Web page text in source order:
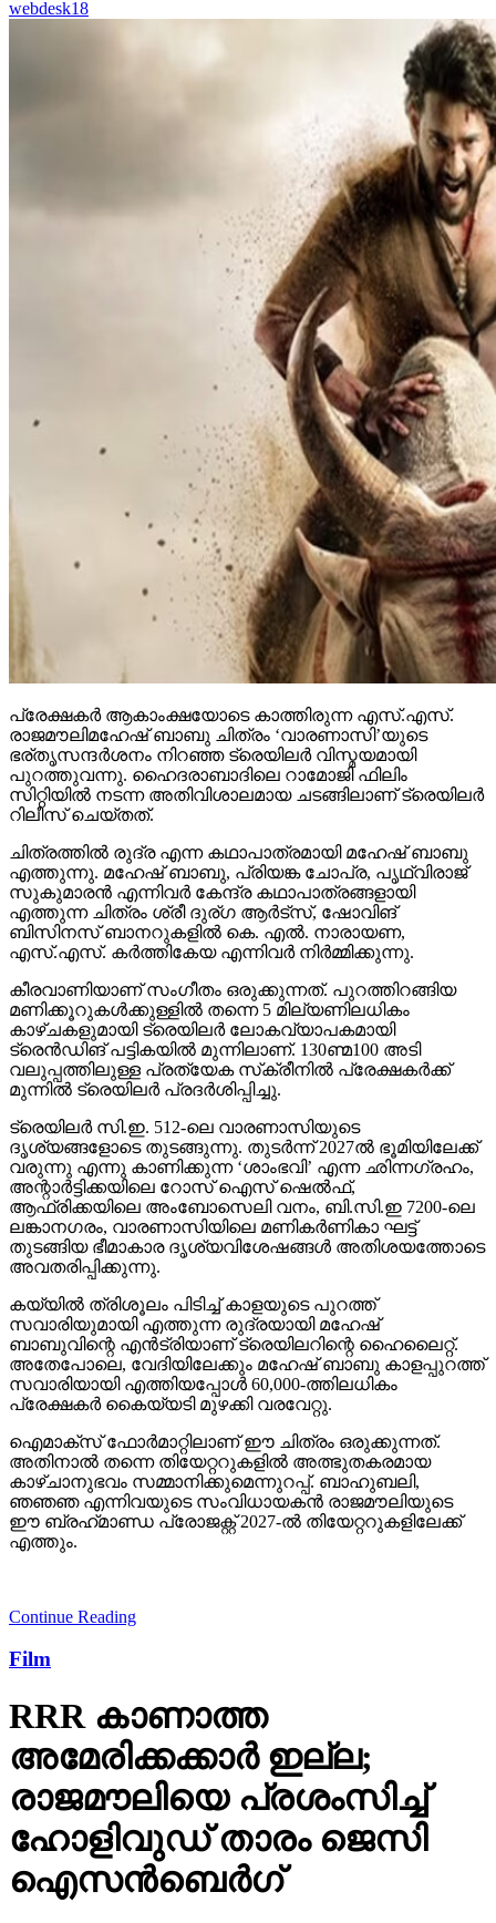
webdesk18
പ്രേക്ഷകര്‍ ആകാംക്ഷയോടെ കാത്തിരുന്ന എസ്.എസ്.
രാജമൗലിമഹേഷ് ബാബു ചിത്രം ‘വാരണാസി’യുടെ
ഭര്തൃസന്ദര്‍ശനം നിറഞ്ഞ ട്രെയിലര്‍ വിസ്മയമായി
പുറത്തുവന്നു. ഹൈദരാബാദിലെ റാമോജി ഫിലിം
സിറ്റിയില്‍ നടന്ന അതിവിശാലമായ ചടങ്ങിലാണ് ട്രെയിലര്‍
റിലീസ് ചെയ്തത്.
ചിത്രത്തില്‍ രുദ്ര എന്ന കഥാപാത്രമായി മഹേഷ് ബാബു
എത്തുന്നു. മഹേഷ് ബാബു, പ്രിയങ്ക ചോപ്ര, പൃഥ്വിരാജ്
സുകുമാരന്‍ എന്നിവര്‍ കേന്ദ്ര കഥാപാത്രങ്ങളായി
എത്തുന്ന ചിത്രം ശ്രീ ദുര്ഗ ആര്‍ട്‌സ്, ഷോവിങ്
ബിസിനസ് ബാനറുകളില്‍ കെ. എല്‍. നാരായണ,
എസ്.എസ്. കര്‍ത്തികേയ എന്നിവര്‍ നിര്‍മ്മിക്കുന്നു.
കീരവാണിയാണ് സംഗീതം ഒരുക്കുന്നത്. പുറത്തിറങ്ങിയ
മണിക്കൂറുകള്‍ക്കുള്ളില്‍ തന്നെ 5 മില്യണിലധികം
കാഴ്ചകളുമായി ട്രെയിലര്‍ ലോകവ്യാപകമായി
ട്രെന്‍ഡിങ് പട്ടികയില്‍ മുന്നിലാണ്. 130ണ്മ100 അടി
വലുപ്പത്തിലുള്ള പ്രത്യേക സ്‌ക്രീനില്‍ പ്രേക്ഷകര്‍ക്ക്
മുന്നില്‍ ട്രെയിലര്‍ പ്രദര്‍ശിപ്പിച്ചു.
ട്രെയിലര്‍ സി.ഇ. 512-ലെ വാരണാസിയുടെ
ദൃശ്യങ്ങളോടെ തുടങ്ങുന്നു. തുടര്‍ന്ന് 2027ല്‍ ഭൂമിയിലേക്ക്
വരുന്നു എന്നു കാണിക്കുന്ന ‘ശാംഭവി’ എന്ന ഛിന്നഗ്രഹം,
അന്റാര്‍ട്ടിക്കയിലെ റോസ് ഐസ് ഷെല്‍ഫ്,
ആഫ്രിക്കയിലെ അംബോസെലി വനം, ബി.സി.ഇ 7200-ലെ
ലങ്കാനഗരം, വാരണാസിയിലെ മണികര്‍ണികാ ഘട്ട്
തുടങ്ങിയ ഭീമാകാര ദൃശ്യവിശേഷങ്ങള്‍ അതിശയത്തോടെ
അവതരിപ്പിക്കുന്നു.
കയ്യില്‍ ത്രിശൂലം പിടിച്ച് കാളയുടെ പുറത്ത്
സവാരിയുമായി എത്തുന്ന രുദ്രയായി മഹേഷ്
ബാബുവിന്റെ എന്‍ട്രിയാണ് ട്രെയിലറിന്റെ ഹൈലൈറ്റ്.
അതേപോലെ, വേദിയിലേക്കും മഹേഷ് ബാബു കാളപ്പുറത്ത്
സവാരിയായി എത്തിയപ്പോള്‍ 60,000-ത്തിലധികം
പ്രേക്ഷകര്‍ കൈയ്യടി മുഴക്കി വരവേറ്റു.
ഐമാക്‌സ് ഫോര്‍മാറ്റിലാണ് ഈ ചിത്രം ഒരുക്കുന്നത്.
അതിനാല്‍ തന്നെ തിയേറ്ററുകളില്‍ അത്ഭുതകരമായ
കാഴ്ചാനുഭവം സമ്മാനിക്കുമെന്നുറപ്പ്. ബാഹുബലി,
ഞഞഞ എന്നിവയുടെ സംവിധായകന്‍ രാജമൗലിയുടെ
ഈ ബ്രഹ്‌മാണ്ഡ പ്രോജക്റ്റ് 2027-ല്‍ തിയേറ്ററുകളിലേക്ക്
എത്തും.
Continue Reading
Film
RRR കാണാത്ത
അമേരിക്കക്കാര്‍ ഇല്ല;
രാജമൗലിയെ പ്രശംസിച്ച്
ഹോളിവുഡ് താരം ജെസി
ഐസന്‍ബെര്‍ഗ്